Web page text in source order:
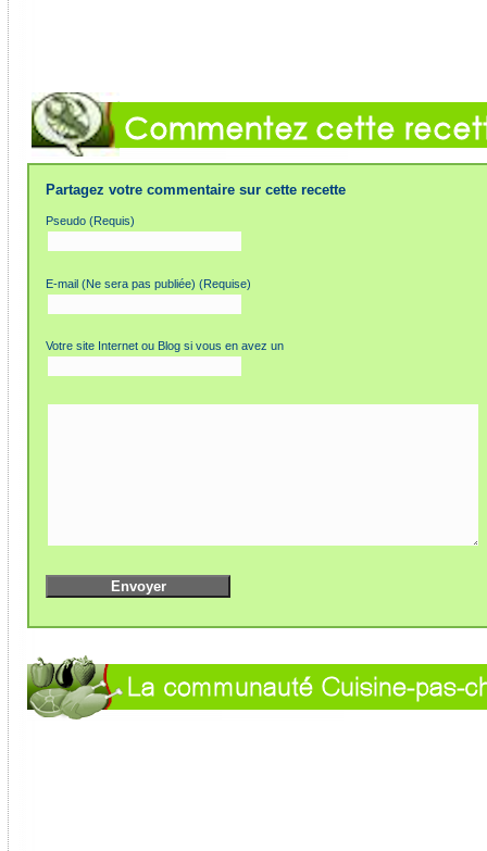
Partagez votre commentaire sur cette recette
Pseudo (Requis)
E-mail (Ne sera pas publiée) (Requise)
Votre site Internet ou Blog si vous en avez un